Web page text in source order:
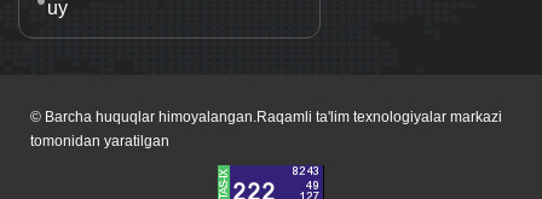
uy
© Barcha huquqlar himoyalangan.Raqamli ta'lim texnologiyalar markazi
tomonidan yaratilgan